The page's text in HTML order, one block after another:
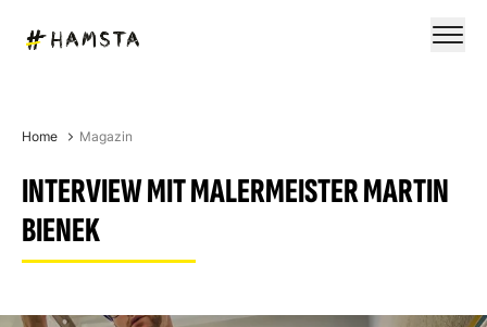
Home Magazin
INTERVIEW MIT MALERMEISTER MARTIN
BIENEK